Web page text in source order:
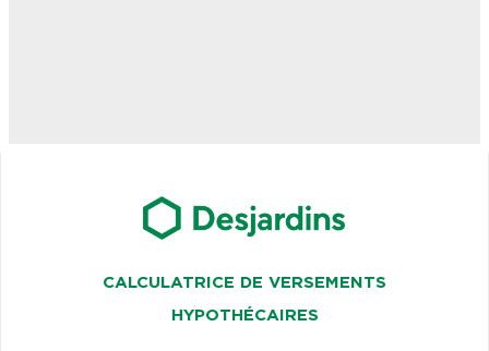
CALCULATRICE DE VERSEMENTS
HYPOTHÉCAIRES